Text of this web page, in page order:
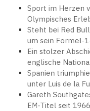
Sport im Herzen
Olympisches
Steht bei Red
um sein Formel-
Ein stolzer
englische
Spanien
unter Luis de la
Gareth
EM-Titel seit 1966